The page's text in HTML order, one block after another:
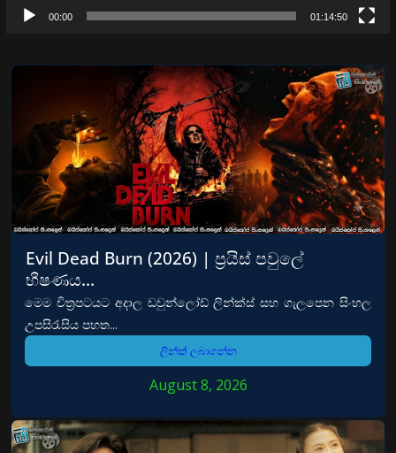
00:00 01:14:50
Evil Dead Burn (2026) | ප්‍රයිස් පවුලේ
භීෂණය…
මෙම චිත්‍රපටයට අදාල ඩවුන්ලෝඩ් ලින්ක්ස් සහ ගැලපෙන සිංහල
උපසිරැසිය පහත...
ලින්ක් ලබාගන්න
August 8, 2026